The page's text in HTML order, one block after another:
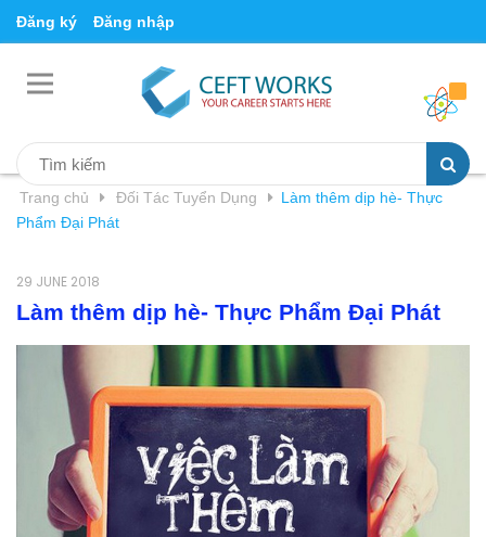
Đăng ký Đăng nhập
Trang chủ Đối Tác Tuyển Dụng
Làm thêm dịp hè- Thực
Phẩm Đại Phát
29 JUNE 2018
Làm thêm dịp hè- Thực Phẩm Đại Phát